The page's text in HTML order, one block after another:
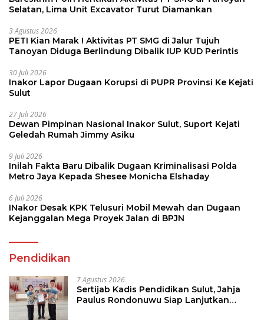
Selatan, Lima Unit Excavator Turut Diamankan
3 Agustus 2026
PETI Kian Marak ! Aktivitas PT SMG di Jalur Tujuh
Tanoyan Diduga Berlindung Dibalik IUP KUD Perintis
30 Juli 2026
Inakor Lapor Dugaan Korupsi di PUPR Provinsi Ke Kejati
Sulut
27 Juli 2026
Dewan Pimpinan Nasional Inakor Sulut, Suport Kejati
Geledah Rumah Jimmy Asiku
9 Juli 2026
Inilah Fakta Baru Dibalik Dugaan Kriminalisasi Polda
Metro Jaya Kepada Shesee Monicha Elshaday
6 Juli 2026
INakor Desak KPK Telusuri Mobil Mewah dan Dugaan
Kejanggalan Mega Proyek Jalan di BPJN
Pendidikan
7 Agustus 2026
Sertijab Kadis Pendidikan Sulut, Jahja
Paulus Rondonuwu Siap Lanjutkan